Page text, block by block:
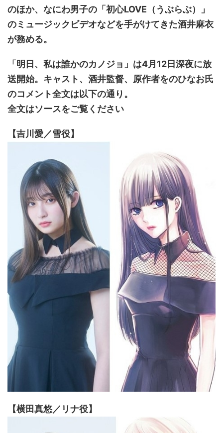
のほか、なにわ男子の「初心LOVE（うぶらぶ）」
のミュージックビデオなどを手がけてきた酒井麻衣
が務める。
「明日、私は誰かのカノジョ」は4月12日深夜に放
送開始。キャスト、酒井監督、原作者をのひなお氏
のコメント全文は以下の通り。
全文はソースをご覧ください
【吉川愛／雪役】
【横田真悠／リナ役】